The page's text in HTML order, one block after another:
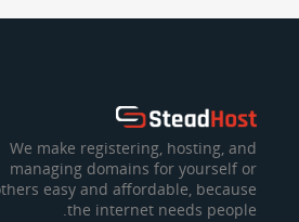
We make registering, hosting, and
managing domains for yourself or
easy and affordable, because
the internet needs people.